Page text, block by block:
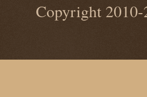
Copyright 2010-